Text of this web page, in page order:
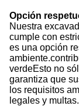
Opción
Nuestra
cumple con
es una opción
verdeEsto no
garantiza que
los requisitos
legales y multas.